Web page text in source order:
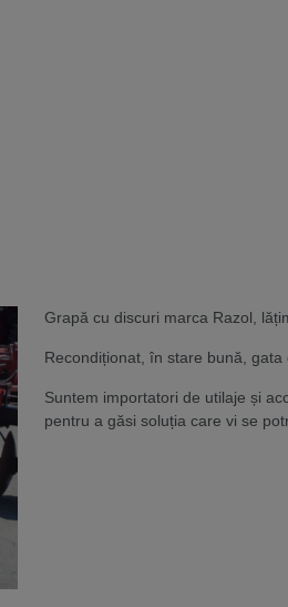
Grapă cu discuri marca Razol,
Recondiționat, în stare bună, gata
Suntem importatori de utilaje și
pentru a găsi soluția care vi se